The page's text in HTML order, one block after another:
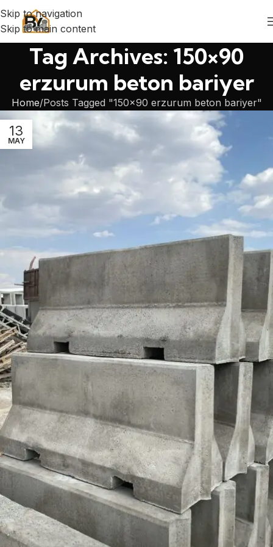
Skip to navigation
Skip to main content
Tag Archives: 150×90
erzurum beton bariyer
Home Posts Tagged "150×90 erzurum beton bariyer"
13
MAY